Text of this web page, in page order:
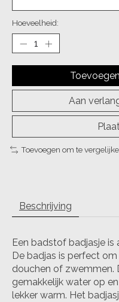
Hoeveelheid:
Aan
Toevoegen om te
Beschrijving
Een badstof badjasje is
De badjas is perfect
douchen of
gemakkelijk water op
lekker warm. Het